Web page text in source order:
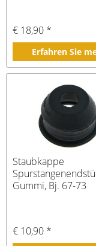
€ 18,90 *
Erfahren Sie
Staubkappe
Gummi, Bj. 67-73
€ 10,90 *